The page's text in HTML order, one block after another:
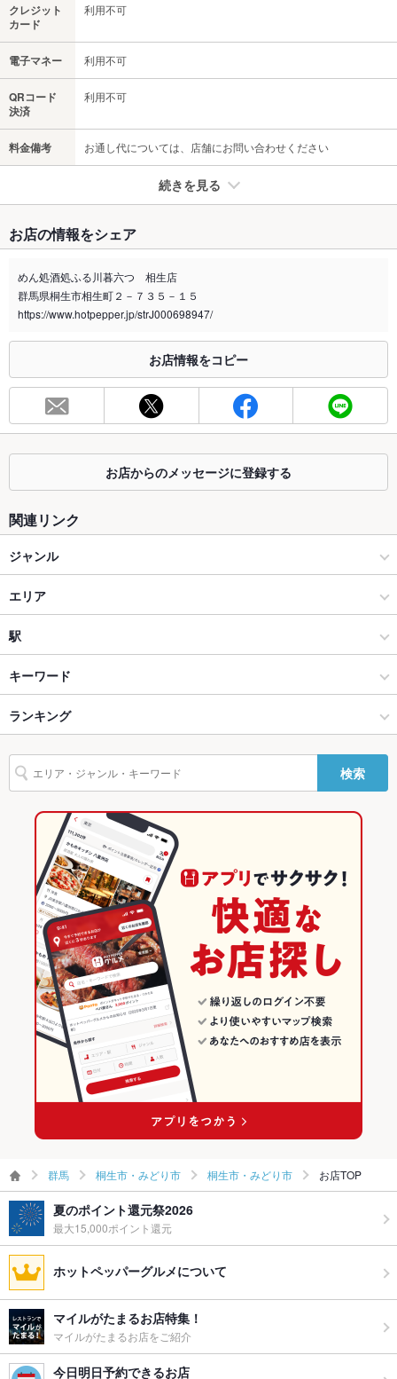
クレジット
カード
利用不可
電子マネー 利用不可
QRコード
決済
利用不可
料金備考 お通し代については、店舗にお問い合わせください
続きを見る
禁煙・喫煙
ランチタイム全席禁煙
喫煙専用室 あり
合わせください。
お席
容人数
個室 なし
座敷
掘りごたつ
カウンター
ソファー
テラス席
貸切
Wi-Fi 未確認
バリアフリ
なし
あり
その他設備 －
その他
飲み放題 あり ：宴会時のみあり
食べ放題 なし
焼酎充実、日本酒充実
お子様連れ歓迎
ウェディン
ー二次会
応相談
備考 －
お店の情報をシェア
めん処酒処ふる川暮六つ 相生店
群馬県桐生市相生町２－７３５－１５
https://www.hotpepper.jp/strJ000698947/
お店情報をコピー
お店からのメッセージに登録する
関連リンク
ジャンル
和食
うどん・そば
桐生市・みどり市 × 和食
桐生市・みどり市 × うどん・そば
下新田駅 × 和食
下新田駅 × うどん・そば
エリア
桐生市・みどり市
桐生市・みどり市 × 和食
桐生市・みどり市 × うどん・そば
群馬
群馬 × 和食
群馬 × うどん・そば
駅
相老駅
下新田駅
キーワード
刺身 うどん
ランキング
群馬のグルメランキング
群馬の和食ランキング
桐生市・みどり市のグルメランキング
桐生市・みどり市のグルメランキング
検索
群馬 桐生市・みどり市 桐生市・みどり市 お店TOP
夏のポイント還元祭2026
最大15,000ポイント還元
ホットペッパーグルメについて
マイルがたまるお店特集！
マイルがたまるお店をご紹介
今日明日予約できるお店